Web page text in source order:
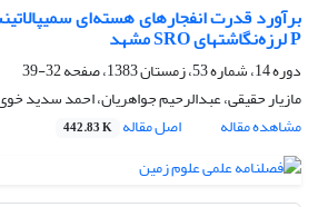
برآورد قدرت انفجارهای هسته‌ای
P لرزه‎‌نگاشتهای SRO مشهد
دوره 14، شماره 53، زمستان 1383، صفحه
32-39
مازیار حقیقی، عبدالرحیم جواهریان، احمد سدید
مشاهده مقاله
اصل مقاله 442.83 K